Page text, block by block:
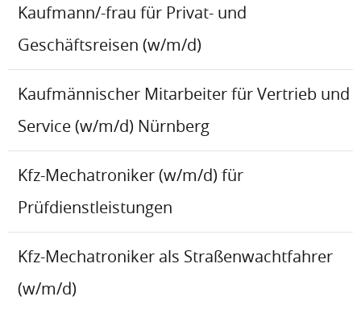
Kaufmann/-frau für Privat- und
Geschäftsreisen (w/m/d)
Kaufmännischer Mitarbeiter für Vertrieb und
Service (w/m/d) Nürnberg
Kfz-Mechatroniker (w/m/d) für
Prüfdienstleistungen
Kfz-Mechatroniker als Straßenwachtfahrer
(w/m/d)